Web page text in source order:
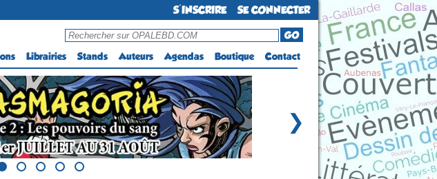
S'INSCRIRE
SE CONNECTER
GO
Librairies Stands Auteurs Agendas Boutique Contact
❯